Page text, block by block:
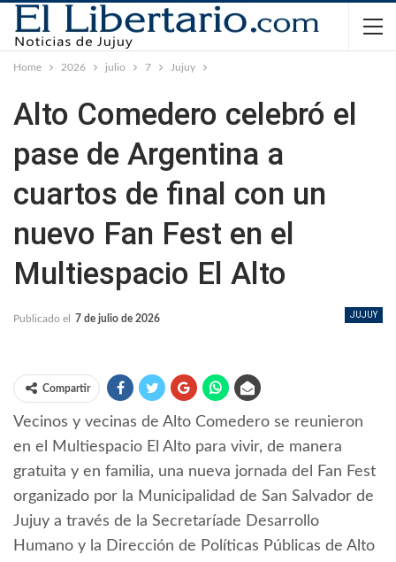
Home 2026 julio 7 Jujuy
Alto Comedero celebró el
pase de Argentina a
cuartos de final con un
nuevo Fan Fest en el
Multiespacio El Alto
JUJUY
Publicado el 7 de julio de 2026
Compartir
Vecinos y vecinas de Alto Comedero se reunieron
en el Multiespacio El Alto para vivir, de manera
gratuita y en familia, una nueva jornada del Fan Fest
organizado por la Municipalidad de San Salvador de
Jujuy a través de la Secretaríade Desarrollo
Humano y la Dirección de Políticas Públicas de Alto